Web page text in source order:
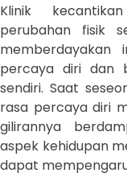
Klinik
perubahan fisik
memberdayakan
percaya diri dan
sendiri. Saat
rasa percaya diri
gilirannya
aspek kehidupan
dapat